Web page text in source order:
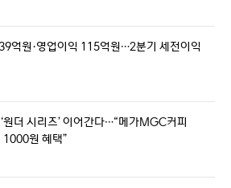
억원·영업이익 115억원…2분기 세전이익
더 시리즈’ 이어간다…“메가MGC커피
원 혜택”